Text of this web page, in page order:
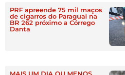
PRF apreende 75 mil maços
de cigarros do Paraguai na
BR 262 próximo a Córrego
Danta